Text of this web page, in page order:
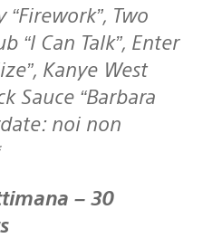
Two
“I Can Talk”, Enter
Kanye West
Sauce “Barbara
noi non